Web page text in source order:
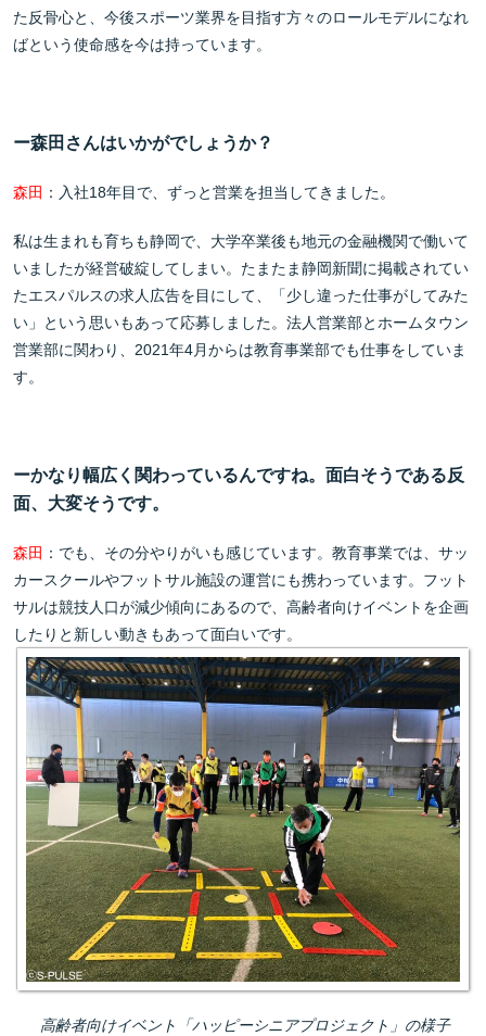
た反骨心と、今後スポーツ業界を目指す方々のロールモデルになれ
ばという使命感を今は持っています。
ー森田さんはいかがでしょうか？
森田 ：入社18年目で、ずっと営業を担当してきました。
私は生まれも育ちも静岡で、大学卒業後も地元の金融機関で働いて
いましたが経営破綻してしまい。たまたま静岡新聞に掲載されてい
たエスパルスの求人広告を目にして、「少し違った仕事がしてみた
い」という思いもあって応募しました。法人営業部とホームタウン
営業部に関わり、2021年4月からは教育事業部でも仕事をしていま
す。
ーかなり幅広く関わっているんですね。面白そうである反
面、大変そうです。
森田 ：でも、その分やりがいも感じています。教育事業では、サッ
カースクールやフットサル施設の運営にも携わっています。フット
サルは競技人口が減少傾向にあるので、高齢者向けイベントを企画
したりと新しい動きもあって面白いです。
高齢者向けイベント「ハッピーシニアプロジェクト」の様子